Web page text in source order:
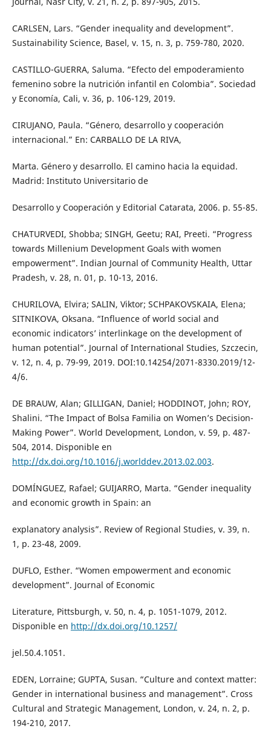
CARLSEN, Lars. “Gender inequality and development”.
Sustainability Science, Basel, v. 15, n. 3, p. 759-780, 2020.
CASTILLO-GUERRA, Saluma. “Efecto del empoderamiento
femenino sobre la nutrición infantil en Colombia”. Sociedad
y Economía, Cali, v. 36, p. 106-129, 2019.
CIRUJANO, Paula. “Género, desarrollo y cooperación
internacional.” En: CARBALLO DE LA RIVA,
Marta. Género y desarrollo. El camino hacia la equidad.
Madrid: Instituto Universitario de
Desarrollo y Cooperación y Editorial Catarata, 2006. p. 55-85.
CHATURVEDI, Shobba; SINGH, Geetu; RAI, Preeti. “Progress
towards Millenium Development Goals with women
empowerment”. Indian Journal of Community Health, Uttar
Pradesh, v. 28, n. 01, p. 10-13, 2016.
CHURILOVA, Elvira; SALIN, Viktor; SCHPAKOVSKAIA, Elena;
SITNIKOVA, Oksana. “Influence of world social and
economic indicators’ interlinkage on the development of
human potential”. Journal of International Studies, Szczecin,
v. 12, n. 4, p. 79-99, 2019. DOI:10.14254/2071-8330.2019/12-
4/6.
DE BRAUW, Alan; GILLIGAN, Daniel; HODDINOT, John; ROY,
Shalini. “The Impact of Bolsa Familia on Women’s Decision-
Making Power”. World Development, London, v. 59, p. 487-
504, 2014. Disponible en
http://dx.doi.org/10.1016/j.worlddev.2013.02.003.
DOMÍNGUEZ, Rafael; GUIJARRO, Marta. “Gender inequality
and economic growth in Spain: an
explanatory analysis”. Review of Regional Studies, v. 39, n.
1, p. 23-48, 2009.
DUFLO, Esther. “Women empowerment and economic
development”. Journal of Economic
Literature, Pittsburgh, v. 50, n. 4, p. 1051-1079, 2012.
Disponible en http://dx.doi.org/10.1257/
jel.50.4.1051.
EDEN, Lorraine; GUPTA, Susan. “Culture and context matter:
Gender in international business and management”. Cross
Cultural and Strategic Management, London, v. 24, n. 2, p.
194-210, 2017.